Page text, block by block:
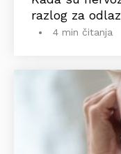
razlog za
4 min čitanja